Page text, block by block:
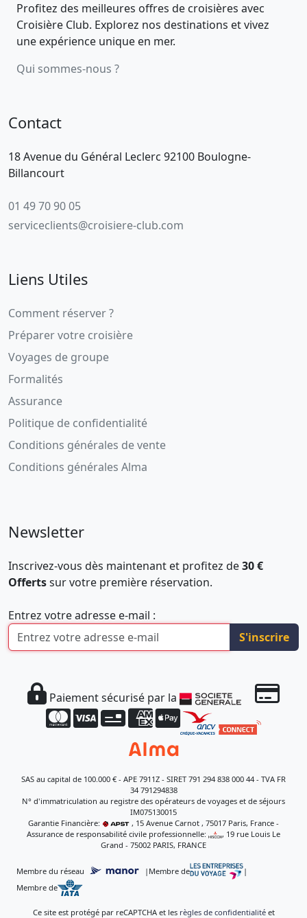
Profitez des meilleures offres de croisières avec
Croisière Club. Explorez nos destinations et vivez
une expérience unique en mer.
Qui sommes-nous ?
Contact
18 Avenue du Général Leclerc 92100 Boulogne-
Billancourt
01 49 70 90 05
serviceclients@croisiere-club.com
Liens Utiles
Comment réserver ?
Préparer votre croisière
Voyages de groupe
Formalités
Assurance
Politique de confidentialité
Conditions générales de vente
Conditions générales Alma
Newsletter
Inscrivez-vous dès maintenant et profitez de30 €
Offertssur votre première réservation.
Entrez votre adresse e-mail :
S'inscrire
Paiement sécurisé par la
SAS au capital de 100.000 € - APE 7911Z - SIRET 791 294 838 000 44 - TVA FR
34 791294838
N° d'immatriculation au registre des opérateurs de voyages et de séjours
IM075130015
Garantie Financière:
, 15 Avenue Carnot , 75017 Paris, France -
Assurance de responsabilité civile professionnelle:
, 19 rue Louis Le
Grand - 75002 PARIS, FRANCE
Membre du réseau | Membre de
|
Membre de
Ce site est protégé par reCAPTCHA et les règles de confidentialitéet